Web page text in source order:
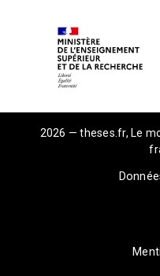
2026 — theses.fr, Le